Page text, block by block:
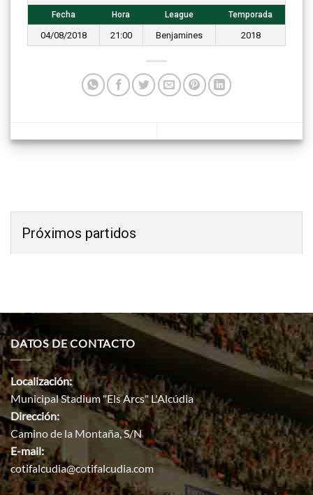
Fecha Hora League Temporada
04/08/2018 21:00 Benjamines 2018
Próximos partidos
DATOS DE CONTACTO
Localización:
Municipal Stadium "Els Arcs" L'Alcúdia
Dirección:
Camino de la Montaña, S/N
E-mail:
cotifalcudia@cotifalcudia.com